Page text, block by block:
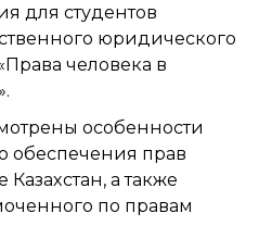
для студентов
юридического
человека в
особенности
обеспечения прав
а также
по правам